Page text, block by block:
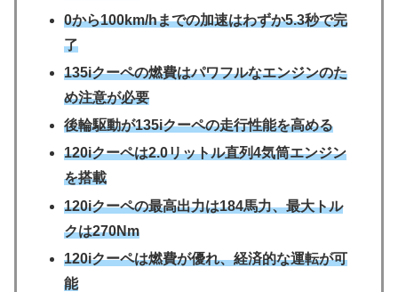
0から100km/hまでの加速はわずか5.3秒で完
了
135iクーペの燃費はパワフルなエンジンのた
め注意が必要
後輪駆動が135iクーペの走行性能を高める
120iクーペは2.0リットル直列4気筒エンジン
を搭載
120iクーペの最高出力は184馬力、最大トル
クは270Nm
120iクーペは燃費が優れ、経済的な運転が可
能